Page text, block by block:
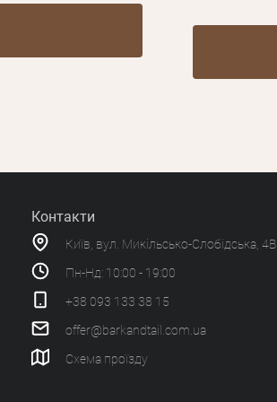
Контакти
Київ, вул. Микільсько-Слобідська, 4В
Пн-Нд: 10:00 - 19:00
+38 093 133 38 15
offer@barkandtail.com.ua
Схема проїзду